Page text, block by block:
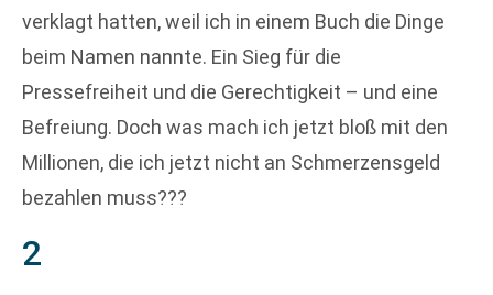
verklagt hatten, weil ich in einem Buch die Dinge
beim Namen nannte. Ein Sieg für die
Pressefreiheit und die Gerechtigkeit – und eine
Befreiung. Doch was mach ich jetzt bloß mit den
Millionen, die ich jetzt nicht an Schmerzensgeld
bezahlen muss???
2